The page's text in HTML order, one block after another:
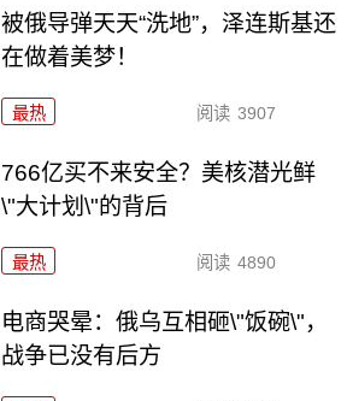
被俄导弹天天“洗地”，泽连斯基还
在做着美梦！
最热 阅读 3907
766亿买不来安全？美核潜光鲜
\"大计划\"的背后
最热 阅读 4890
电商哭晕：俄乌互相砸\"饭碗\"，
战争已没有后方